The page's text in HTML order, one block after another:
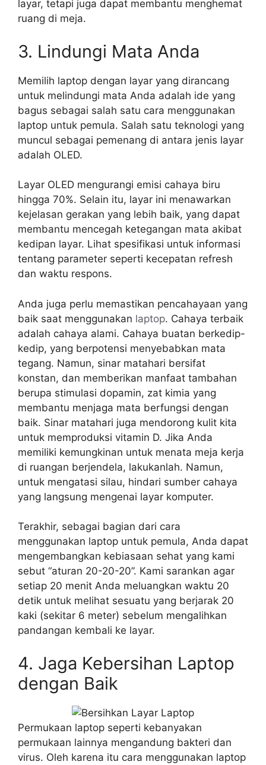
layar, tetapi juga dapat membantu menghemat
ruang di meja.
3. Lindungi Mata Anda
Memilih laptop dengan layar yang dirancang
untuk melindungi mata Anda adalah ide yang
bagus sebagai salah satu cara menggunakan
laptop untuk pemula. Salah satu teknologi yang
muncul sebagai pemenang di antara jenis layar
adalah OLED.
Layar OLED mengurangi emisi cahaya biru
hingga 70%. Selain itu, layar ini menawarkan
kejelasan gerakan yang lebih baik, yang dapat
membantu mencegah ketegangan mata akibat
kedipan layar. Lihat spesifikasi untuk informasi
tentang parameter seperti kecepatan refresh
dan waktu respons.
Anda juga perlu memastikan pencahayaan yang
baik saat menggunakan laptop. Cahaya terbaik
adalah cahaya alami. Cahaya buatan berkedip-
kedip, yang berpotensi menyebabkan mata
tegang. Namun, sinar matahari bersifat
konstan, dan memberikan manfaat tambahan
berupa stimulasi dopamin, zat kimia yang
membantu menjaga mata berfungsi dengan
baik. Sinar matahari juga mendorong kulit kita
untuk memproduksi vitamin D. Jika Anda
memiliki kemungkinan untuk menata meja kerja
di ruangan berjendela, lakukanlah. Namun,
untuk mengatasi silau, hindari sumber cahaya
yang langsung mengenai layar komputer.
Terakhir, sebagai bagian dari cara
menggunakan laptop untuk pemula, Anda dapat
mengembangkan kebiasaan sehat yang kami
sebut “aturan 20-20-20”. Kami sarankan agar
setiap 20 menit Anda meluangkan waktu 20
detik untuk melihat sesuatu yang berjarak 20
kaki (sekitar 6 meter) sebelum mengalihkan
pandangan kembali ke layar.
4. Jaga Kebersihan Laptop
dengan Baik
Permukaan laptop seperti kebanyakan
permukaan lainnya mengandung bakteri dan
virus. Oleh karena itu cara menggunakan laptop